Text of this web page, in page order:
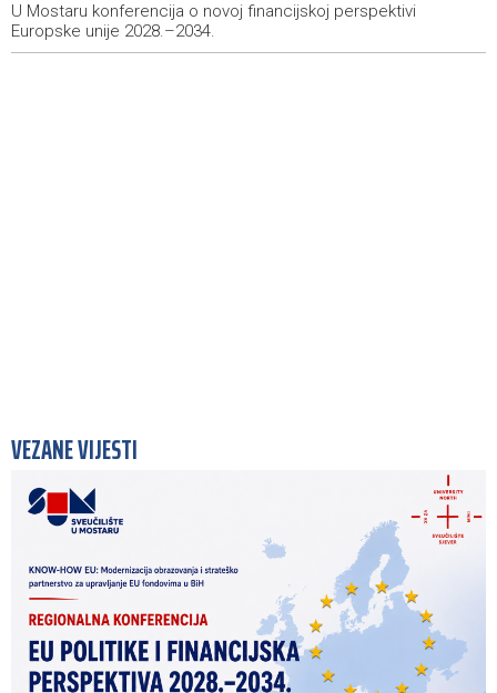
11:52
Hrvatska: Sudar teretnog i putničkog vlaka kod Svetog
Ivana Žabnog, ima ozlijeđenih
U Mostaru konferencija o novoj financijskoj perspektivi
Europske unije 2028.–2034.
VEZANE VIJESTI